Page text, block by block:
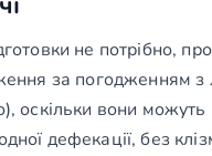
не потрібно,
за погодженням
оскільки вони
дефекації, без